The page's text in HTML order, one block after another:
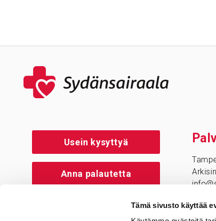
Tämä sivusto käyttää
Usein kysyttyä
Anna palautetta
Jos